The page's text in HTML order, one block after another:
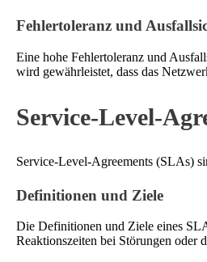
Fehlertoleranz und
Eine hohe Fehlertoleranz und
wird gewährleistet, dass das
Service-Level-
Service-Level-Agreements (SLAs)
Definitionen und Ziele
Die Definitionen und Ziele eines
Reaktionszeiten bei Störungen oder